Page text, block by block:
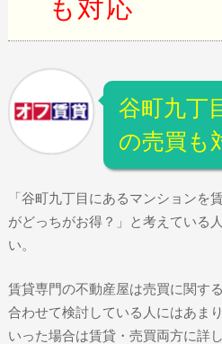
も対応
谷町九丁
の売買も
「谷町九丁目にあるマンションを
がどっちがお得？」と考えている
い。
賃貸専門の不動産屋は売買に関す
合わせて検討している人にはあま
いった場合は賃貸・売買両方に詳